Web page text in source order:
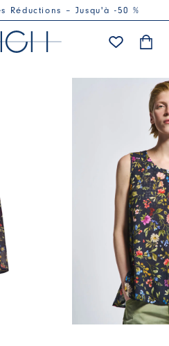
Réductions – Jusqu'à -50 %